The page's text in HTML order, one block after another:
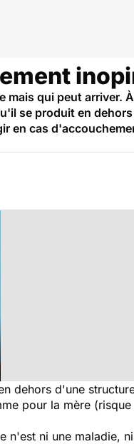
qui peut arriver.
se produit en
en cas
dehors d'une
pour la mère
n'est ni une maladie,